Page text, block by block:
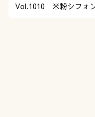
Vol.1010 米粉シフォ